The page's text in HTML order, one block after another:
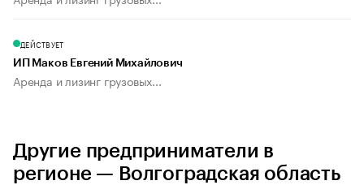
ДЕЙСТВУЕТ
ИП Маков Евгений Михайлович
Аренда и лизинг грузовых...
Другие предприниматели в
регионе — Волгоградская область